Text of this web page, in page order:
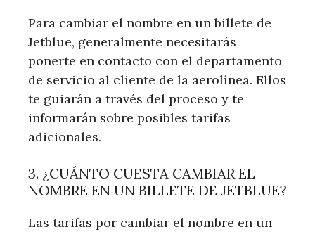
Para cambiar el nombre en un billete de
Jetblue, generalmente necesitarás
ponerte en contacto con el departamento
de servicio al cliente de la aerolínea. Ellos
te guiarán a través del proceso y te
informarán sobre posibles tarifas
adicionales.
3. ¿CUÁNTO CUESTA CAMBIAR EL
NOMBRE EN UN BILLETE DE JETBLUE?
Las tarifas por cambiar el nombre en un